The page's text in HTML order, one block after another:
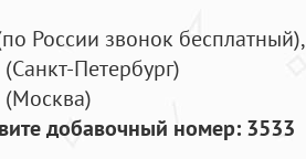
по России звонок бесплатный),
(Санкт-Петербург)
(Москва)
добавочный номер: 3533